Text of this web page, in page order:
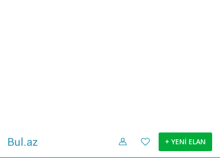
Bul.az + YENİ ELAN